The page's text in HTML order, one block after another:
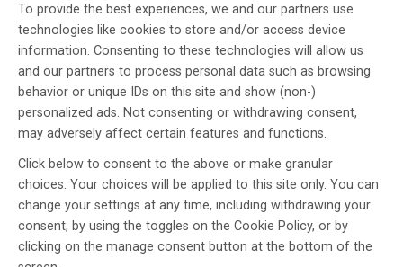
To provide the best experiences, we and our partners use
technologies like cookies to store and/or access device
information. Consenting to these technologies will allow us
and our partners to process personal data such as browsing
behavior or unique IDs on this site and show (non-)
personalized ads. Not consenting or withdrawing consent,
may adversely affect certain features and functions.
Click below to consent to the above or make granular
choices. Your choices will be applied to this site only. You can
change your settings at any time, including withdrawing your
consent, by using the toggles on the Cookie Policy, or by
clicking on the manage consent button at the bottom of the
Neurologkliniken i
Falun
Neurologen Falu Lasarett – Uppåt